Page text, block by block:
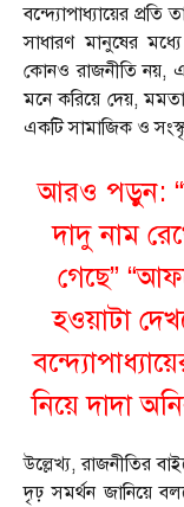
বন্দ্যোপাধ্যায়ের
সাধারণ মানুষের
কোনও রাজনীতি নয়,
মনে করিয়ে দেয়,
একটি সামাজিক ও
আরও পড়ুন:
দাদু নাম
গেছে”
হওয়াটা
নিয়ে দাদা
উল্লেখ্য, রাজনীতির
দৃঢ় সমর্থন জানিয়ে